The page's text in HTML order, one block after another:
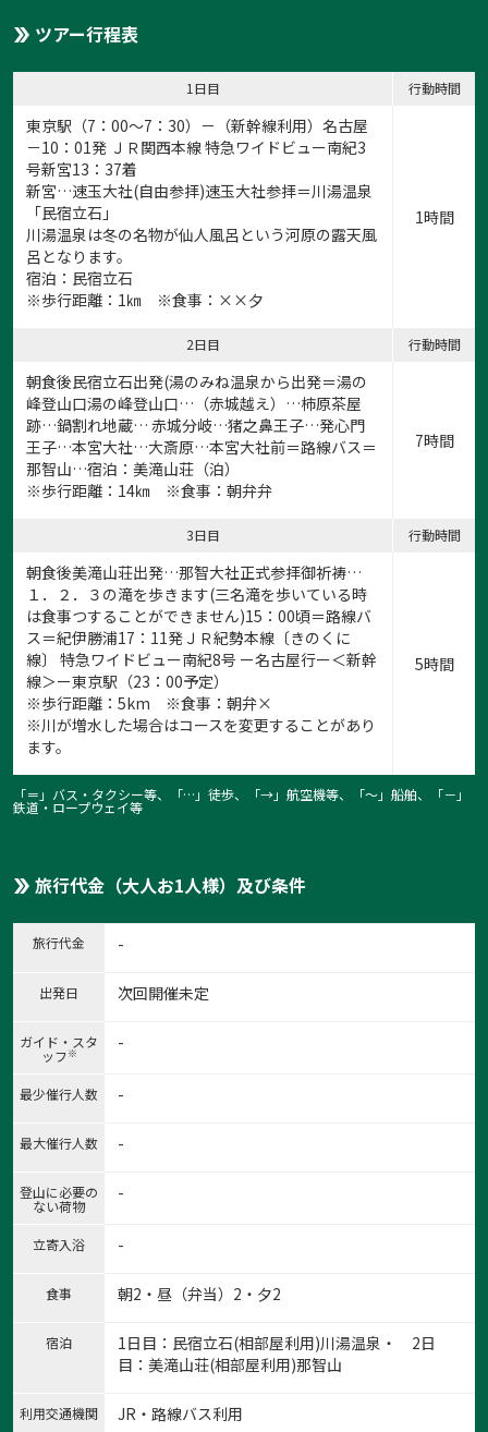
ツアー行程表
1日目 行動時間
東京駅（7：00～7：30）－（新幹線利用）名古屋
－10：01発 ＪＲ関西本線 特急ワイドビュー南紀3
号新宮13：37着
新宮…速玉大社(自由参拝)速玉大社参拝＝川湯温泉
「民宿立石」
川湯温泉は冬の名物が仙人風呂という河原の露天風
呂となります。
宿泊：民宿立石
※歩行距離：1㎞ ※食事：××夕
1時間
2日目 行動時間
朝食後民宿立石出発(湯のみね温泉から出発＝湯の
峰登山口湯の峰登山口…（赤城越え）…柿原茶屋
跡…鍋割れ地蔵… 赤城分岐…猪之鼻王子…発心門
王子…本宮大社…大斎原…本宮大社前＝路線バス＝
那智山…宿泊：美滝山荘（泊）
※歩行距離：14㎞ ※食事：朝弁弁
7時間
3日目 行動時間
朝食後美滝山荘出発…那智大社正式参拝御祈祷…
１．２．３の滝を歩きます(三名滝を歩いている時
は食事つすることができません)15：00頃＝路線バ
ス＝紀伊勝浦17：11発ＪＲ紀勢本線〔きのくに
線〕 特急ワイドビュー南紀8号 ー名古屋行ー＜新幹
線＞ー東京駅（23：00予定）
※歩行距離：5km ※食事：朝弁×
※川が増水した場合はコースを変更することがあり
ます。
5時間
「＝」バス・タクシー等、「…」徒歩、「→」航空機等、「〜」船舶、「－」
鉄道・ロープウェイ等
旅行代金（大人お1人様）及び条件
旅行代金 -
出発日 次回開催未定
ガイド・スタ
ッフ※ -
最少催行人数 -
最大催行人数 -
登山に必要の
ない荷物
-
立寄入浴 -
食事 朝2・昼（弁当）2・夕2
宿泊
1日目：民宿立石(相部屋利用)川湯温泉・ 2日
目：美滝山荘(相部屋利用)那智山
利用交通機関 JR・路線バス利用